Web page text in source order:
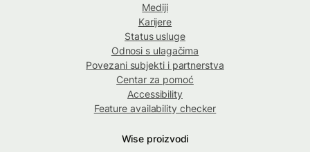
Mediji
Karijere
Status usluge
Odnosi s ulagačima
Povezani subjekti i partnerstva
Centar za pomoć
Accessibility
Feature availability checker
Wise proizvodi